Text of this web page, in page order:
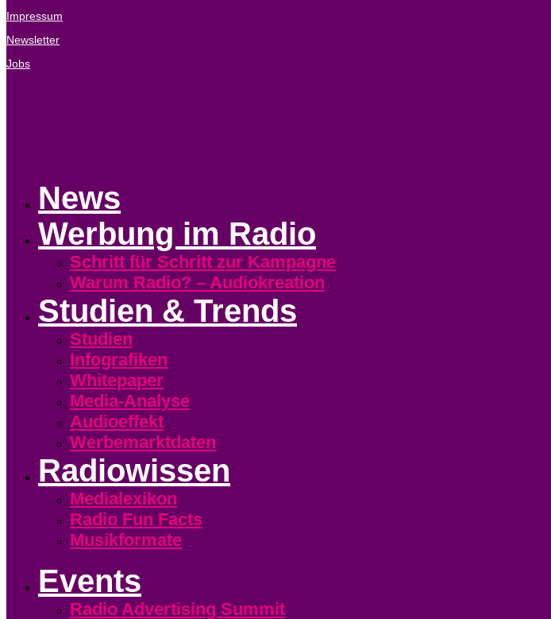
Impressum
Newsletter
Jobs
News
Werbung im Radio
Schritt für Schritt zur Kampagne
Warum Radio? – Audiokreation
Studien & Trends
Studien
Infografiken
Whitepaper
Media-Analyse
Audioeffekt
Werbemarktdaten
Radiowissen
Medialexikon
Radio Fun Facts
Musikformate
Events
Radio Advertising Summit